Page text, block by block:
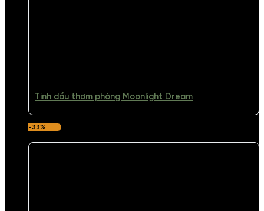
Tinh dầu thơm phòng Moonlight Dream
-33%